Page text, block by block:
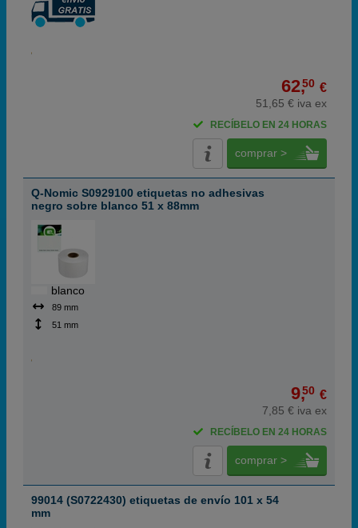
62,50 €
51,65 € iva ex
RECÍBELO EN 24 HORAS
comprar >
Q-Nomic S0929100 etiquetas no adhesivas
negro sobre blanco 51 x 88mm
blanco
89 mm
51 mm
9,50 €
7,85 € iva ex
RECÍBELO EN 24 HORAS
comprar >
99014 (S0722430) etiquetas de envío 101 x 54
mm